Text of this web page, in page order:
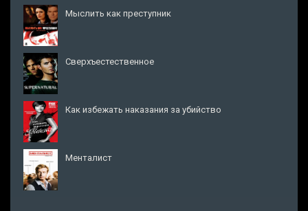
Мыслить как преступник
Сверхъестественное
Как избежать наказания за убийство
Менталист